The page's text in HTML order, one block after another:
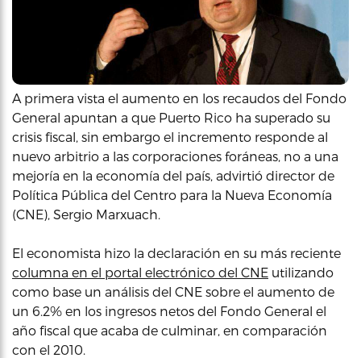
A primera vista el aumento en los recaudos del Fondo
General apuntan a que Puerto Rico ha superado su
crisis fiscal, sin embargo el incremento responde al
nuevo arbitrio a las corporaciones foráneas, no a una
mejoría en la economía del país, advirtió director de
Política Pública del Centro para la Nueva Economía
(CNE), Sergio Marxuach.
El economista hizo la declaración en su más reciente
columna en el portal electrónico del CNE utilizando
como base un análisis del CNE sobre el aumento de
un 6.2% en los ingresos netos del Fondo General el
año fiscal que acaba de culminar, en comparación
con el 2010.